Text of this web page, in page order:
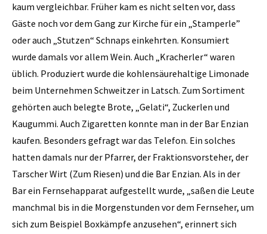
kaum vergleichbar. Früher kam es nicht selten vor, dass
Gäste noch vor dem Gang zur Kirche für ein „Stamperle”
oder auch „Stutzen“ Schnaps einkehrten. Konsumiert
wurde damals vor allem Wein. Auch „Kracherler“ waren
üblich. Produziert wurde die kohlensäurehaltige Limonade
beim Unternehmen Schweitzer in Latsch. Zum Sortiment
gehörten auch belegte Brote, „Gelati“, Zuckerlen und
Kaugummi. Auch Zigaretten konnte man in der Bar Enzian
kaufen. Besonders gefragt war das Telefon. Ein solches
hatten damals nur der Pfarrer, der Fraktionsvorsteher, der
Tarscher Wirt (Zum Riesen) und die Bar Enzian. Als in der
Bar ein Fernsehapparat aufgestellt wurde, „saßen die Leute
manchmal bis in die Morgenstunden vor dem Fernseher, um
sich zum Beispiel Boxkämpfe anzusehen“, erinnert sich